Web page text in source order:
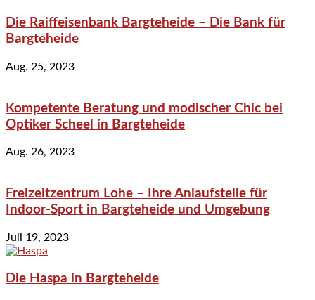
Die Raiffeisenbank Bargteheide – Die Bank für
Bargteheide
Aug. 25, 2023
Kompetente Beratung und modischer Chic bei
Optiker Scheel in Bargteheide
Aug. 26, 2023
Freizeitzentrum Lohe – Ihre Anlaufstelle für
Indoor-Sport in Bargteheide und Umgebung
Juli 19, 2023
Die Haspa in Bargteheide